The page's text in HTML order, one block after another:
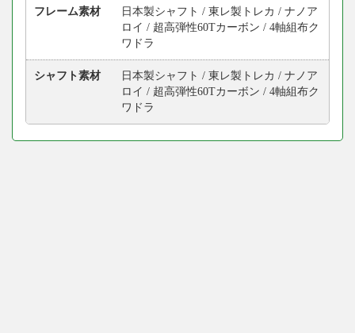
フレーム素材
日本製シャフト / 東レ製トレカ / ナノア
ロイ / 超高弾性60Tカーボン / 4軸組布ク
ワドラ
シャフト素材
日本製シャフト / 東レ製トレカ / ナノア
ロイ / 超高弾性60Tカーボン / 4軸組布ク
ワドラ